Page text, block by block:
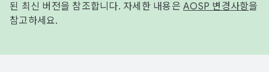
된 최신 버전을 참조합니다. 자세한 내용은 AOSP 변경사항을
참고하세요.